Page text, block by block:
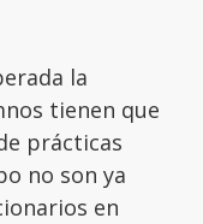
la
tienen que
prácticas
no son ya
en